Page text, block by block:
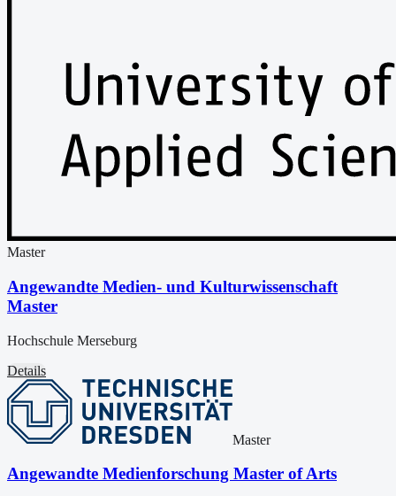
Master
Angewandte Medien- und Kulturwissenschaft
Master
Hochschule Merseburg
Details
Master
Angewandte Medienforschung Master of Arts